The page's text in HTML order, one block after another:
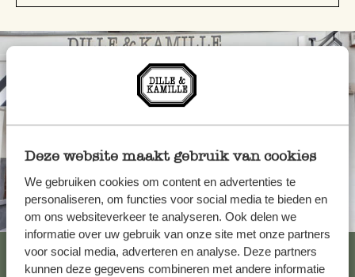
Deze website maakt gebruik van cookies
We gebruiken cookies om content en advertenties te
personaliseren, om functies voor social media te bieden en
om ons websiteverkeer te analyseren. Ook delen we
informatie over uw gebruik van onze site met onze partners
voor social media, adverteren en analyse. Deze partners
kunnen deze gegevens combineren met andere informatie
Altijd in de buurt
Bekijk alle 62 winkels